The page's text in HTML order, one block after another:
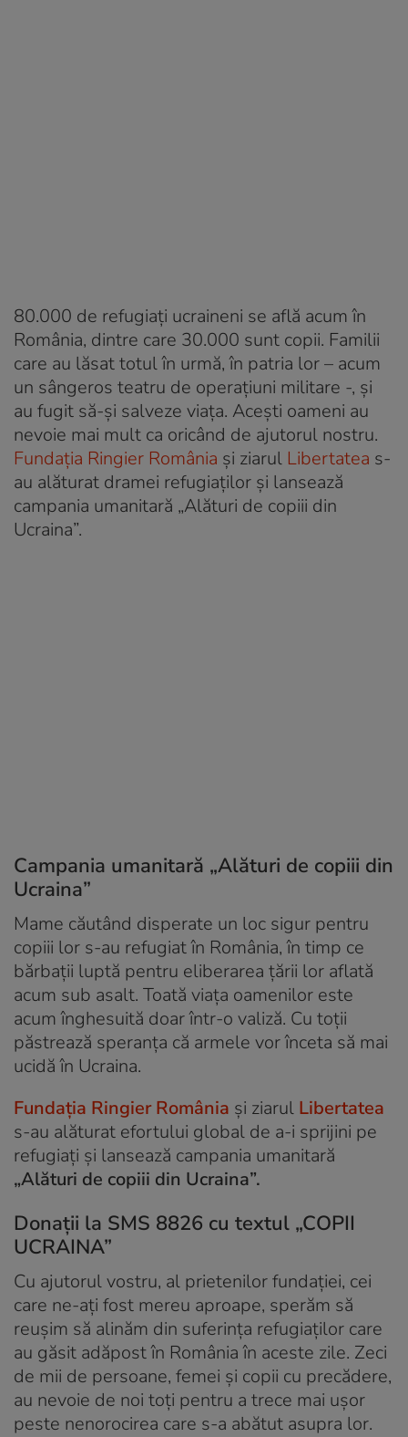
80.000 de refugiați ucraineni se află acum în
România, dintre care 30.000 sunt copii. Familii
care au lăsat totul în urmă, în patria lor – acum
un sângeros teatru de operațiuni militare -, și
au fugit să-și salveze viața. Acești oameni au
nevoie mai mult ca oricând de ajutorul nostru.
Fundația Ringier România și ziarul Libertatea s-
au alăturat dramei refugiaților și lansează
campania umanitară „Alături de copiii din
Ucraina”.
Campania umanitară „Alături de copiii din
Ucraina”
Mame căutând disperate un loc sigur pentru
copiii lor s-au refugiat în România, în timp ce
bărbații luptă pentru eliberarea țării lor aflată
acum sub asalt. Toată viața oamenilor este
acum înghesuită doar într-o valiză. Cu toții
păstrează speranța că armele vor înceta să mai
ucidă în Ucraina.
Fundația Ringier România și ziarul Libertatea
s-au alăturat efortului global de a-i sprijini pe
refugiați și lansează campania umanitară
„Alături de copiii din Ucraina”.
Donații la SMS 8826 cu textul „COPII
UCRAINA”
Cu ajutorul vostru, al prietenilor fundației, cei
care ne-ați fost mereu aproape, sperăm să
reușim să alinăm din suferința refugiaților care
au găsit adăpost în România în aceste zile. Zeci
de mii de persoane, femei și copii cu precădere,
au nevoie de noi toți pentru a trece mai ușor
peste nenorocirea care s-a abătut asupra lor.